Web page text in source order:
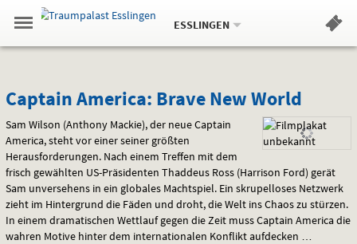
Springe
zum
,zum
.
Navigation
Gehe
zur
Standortauswahl
Standort:
ESSLINGEN.
Hinweis
Captain
America:
Brave
New
World
Captain America: Brave New World
Sam Wilson (Anthony Mackie), der neue Captain
America, steht vor einer seiner größten
Herausforderungen. Nach einem Treffen mit dem
frisch gewählten US-Präsidenten Thaddeus Ross (Harrison Ford) gerät
Sam unversehens in ein globales Machtspiel. Ein skrupelloses Netzwerk
zieht im Hintergrund die Fäden und droht, die Welt ins Chaos zu stürzen.
In einem dramatischen Wettlauf gegen die Zeit muss Captain America die
wahren Motive hinter dem internationalen Konflikt aufdecken …